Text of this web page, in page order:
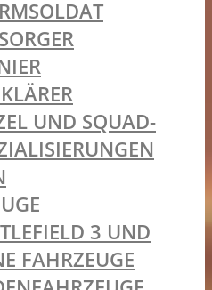
UND SQUAD-
3 UND
FAHRZEUGE